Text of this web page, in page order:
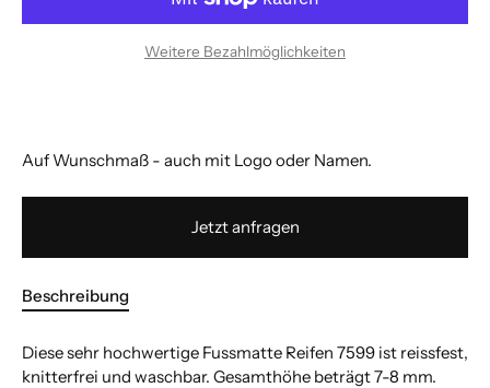
Weitere Bezahlmöglichkeiten
Auf Wunschmaß - auch mit Logo oder Namen.
Jetzt anfragen
Beschreibung
Diese sehr hochwertige Fussmatte Reifen 7599 ist reissfest,
knitterfrei und waschbar. Gesamthöhe beträgt 7-8 mm.